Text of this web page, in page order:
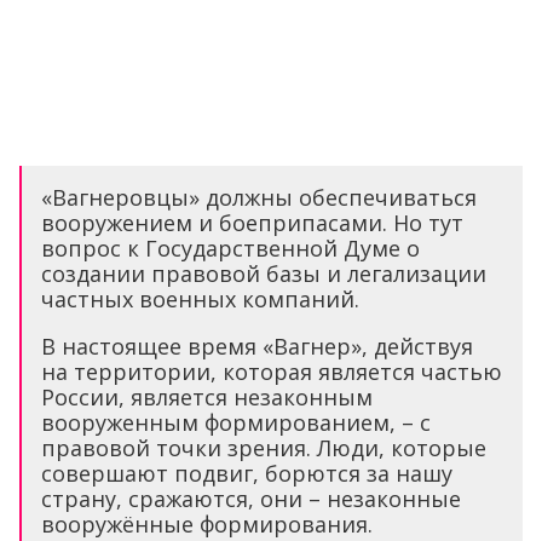
«Вагнеровцы» должны обеспечиваться
вооружением и боеприпасами. Но тут
вопрос к Государственной Думе о
создании правовой базы и легализации
частных военных компаний.
В настоящее время «Вагнер», действуя
на территории, которая является частью
России, является незаконным
вооруженным формированием, – с
правовой точки зрения. Люди, которые
совершают подвиг, борются за нашу
страну, сражаются, они – незаконные
вооружённые формирования.